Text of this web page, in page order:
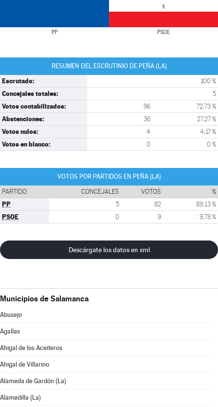
PP PSOE
9
RESUMEN DEL ESCRUTINIO DE PEÑA (LA)
Escrutado: 100 %
Concejales totales: 5
Votos contabilizados: 96 72,73 %
Abstenciones: 36 27,27 %
Votos nulos: 4 4,17 %
Votos en blanco: 0 0 %
VOTOS POR PARTIDOS EN PEÑA (LA)
PARTIDO CONCEJALES VOTOS %
PP 5 82 89,13 %
PSOE 0 9 9,78 %
Descárgate los datos en xml
Municipios de Salamanca
Abusejo
Agallas
Ahigal de los Aceiteros
Ahigal de Villarino
Alameda de Gardón (La)
Alamedilla (La)